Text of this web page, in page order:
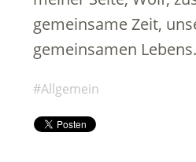
gemeinsame Zeit,
gemeinsamen
Allgemein